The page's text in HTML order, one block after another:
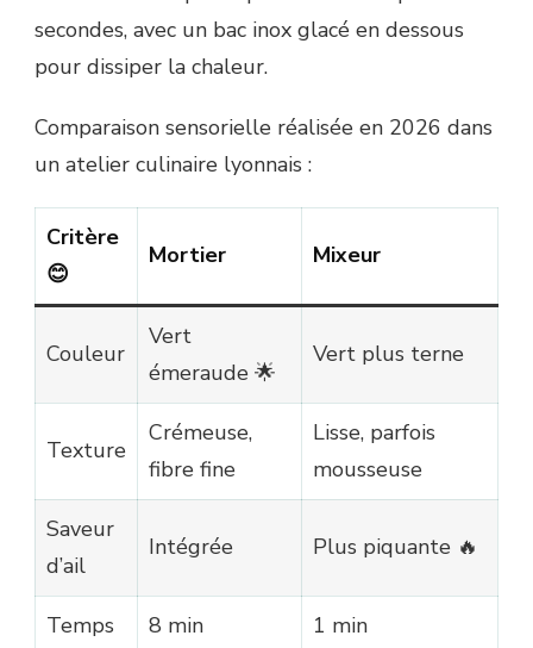
secondes, avec un bac inox glacé en dessous
pour dissiper la chaleur.
Comparaison sensorielle réalisée en 2026 dans
un atelier culinaire lyonnais :
Critère
😊
Mortier Mixeur
Couleur
Vert
émeraude 🌟
Vert plus terne
Texture
Crémeuse,
fibre fine
Lisse, parfois
mousseuse
Saveur
d’ail
Intégrée Plus piquante 🔥
Temps 8 min 1 min